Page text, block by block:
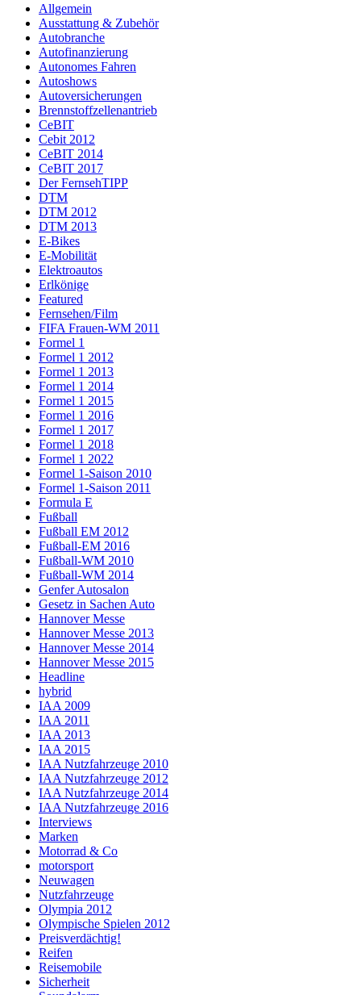
Allgemein
Ausstattung & Zubehör
Autobranche
Autofinanzierung
Autonomes Fahren
Autoshows
Autoversicherungen
Brennstoffzellenantrieb
CeBIT
Cebit 2012
CeBIT 2014
CeBIT 2017
Der FernsehTIPP
DTM
DTM 2012
DTM 2013
E-Bikes
E-Mobilität
Elektroautos
Erlkönige
Featured
Fernsehen/Film
FIFA Frauen-WM 2011
Formel 1
Formel 1 2012
Formel 1 2013
Formel 1 2014
Formel 1 2015
Formel 1 2016
Formel 1 2017
Formel 1 2018
Formel 1 2022
Formel 1-Saison 2010
Formel 1-Saison 2011
Formula E
Fußball
Fußball EM 2012
Fußball-EM 2016
Fußball-WM 2010
Fußball-WM 2014
Genfer Autosalon
Gesetz in Sachen Auto
Hannover Messe
Hannover Messe 2013
Hannover Messe 2014
Hannover Messe 2015
Headline
hybrid
IAA 2009
IAA 2011
IAA 2013
IAA 2015
IAA Nutzfahrzeuge 2010
IAA Nutzfahrzeuge 2012
IAA Nutzfahrzeuge 2014
IAA Nutzfahrzeuge 2016
Interviews
Marken
Motorrad & Co
motorsport
Neuwagen
Nutzfahrzeuge
Olympia 2012
Olympische Spielen 2012
Preisverdächtig!
Reifen
Reisemobile
Sicherheit